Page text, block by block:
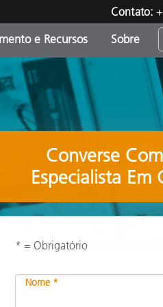
Contato:
e Recursos Sobre
Compartilhar
Converse
Especialista Em
* = Obrigatório
Nome *